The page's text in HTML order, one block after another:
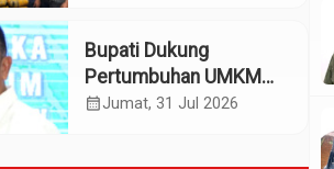
Bupati Dukung
Pertumbuhan UMKM
Termasuk Kampoeng
calendar_monthJumat, 31 Jul 2026